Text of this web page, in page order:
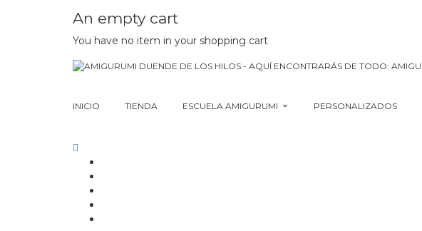
An empty cart
You have no item in your shopping cart
INICIO TIENDA ESCUELA AMIGURUMI PERSONALIZADOS